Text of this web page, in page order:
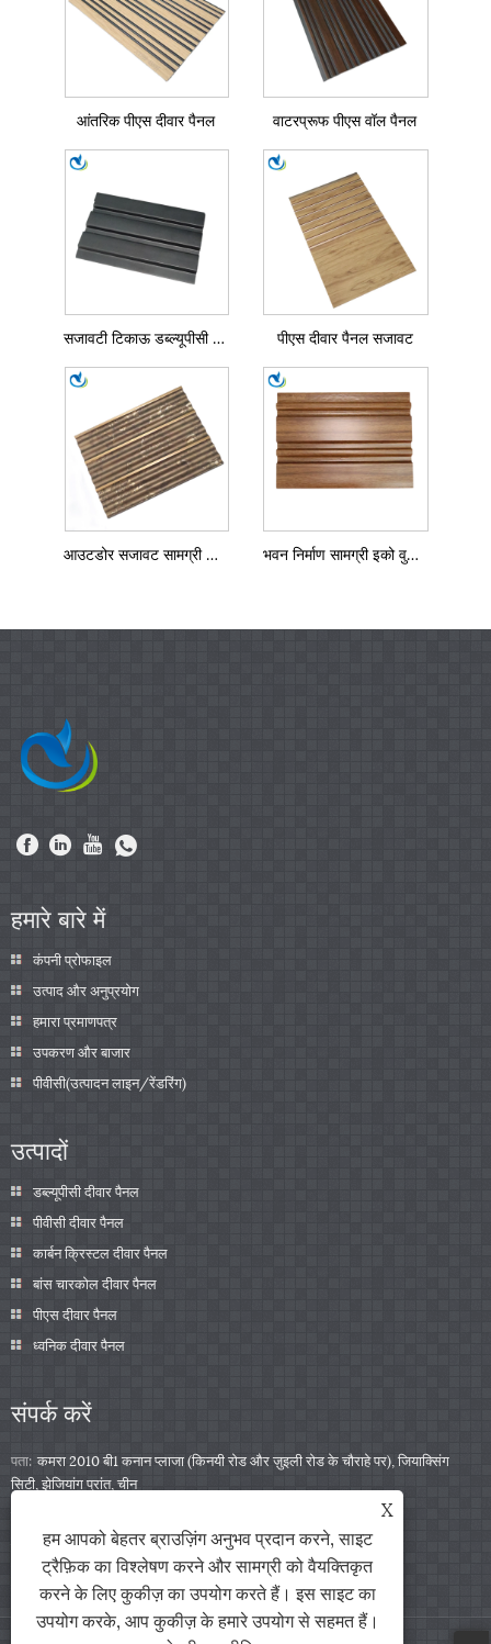
आंतरिक पीएस दीवार पैनल वाटरप्रूफ पीएस वॉल पैनल
सजावटी टिकाऊ डब्ल्यूपीसी पीएस दीवार पैनल पीएस दीवार पैनल सजावट
आउटडोर सजावट सामग्री पीएस आउटडोर दीवार पैनल भवन निर्माण सामग्री इको वुड पीएस पैनल
हमारे बारे में
कंपनी प्रोफाइल
उत्पाद और अनुप्रयोग
हमारा प्रमाणपत्र
उपकरण और बाजार
पीवीसी(उत्पादन लाइन/रेंडरिंग)
उत्पादों
डब्ल्यूपीसी दीवार पैनल
पीवीसी दीवार पैनल
कार्बन क्रिस्टल दीवार पैनल
बांस चारकोल दीवार पैनल
पीएस दीवार पैनल
ध्वनिक दीवार पैनल
संपर्क करें
पता: कमरा 2010 बी1 कनान प्लाजा (किनयी रोड और ज़ुइली रोड के चौराहे पर), जियाक्सिंग
सिटी, झेजियांग प्रांत, चीन
info@zjarris.com
X
हम आपको बेहतर ब्राउज़िंग अनुभव प्रदान करने, साइट
ट्रैफ़िक का विश्लेषण करने और सामग्री को वैयक्तिकृत
करने के लिए कुकीज़ का उपयोग करते हैं। इस साइट का
उपयोग करके, आप कुकीज़ के हमारे उपयोग से सहमत हैं।